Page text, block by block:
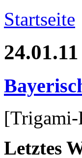
Startseite
24.01.11
Letztes